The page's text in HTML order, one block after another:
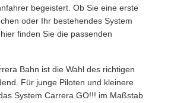
begeistert. Ob Sie eine erste
oder Ihr bestehendes System
finden Sie die passenden
Bahn ist die Wahl des richtigen
Für junge Piloten und kleinere
System Carrera GO!!! im Maßstab